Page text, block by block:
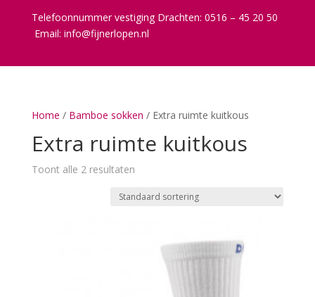
Telefoonnummer vestiging Drachten: 0516 – 45 20 50
Email: info@fijnerlopen.nl
Home / Bamboe sokken / Extra ruimte kuitkous
Extra ruimte kuitkous
Toont alle 2 resultaten